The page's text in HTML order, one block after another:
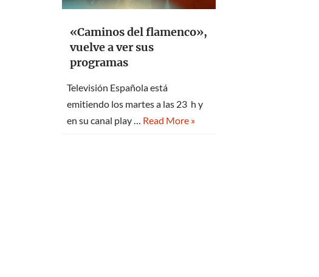
«Caminos del flamenco»,
vuelve a ver sus
programas
Televisión Española está
emitiendo los martes a las 23 h y
en su canal play … Read More »